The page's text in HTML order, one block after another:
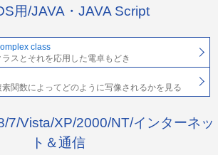
用/JAVA・JAVA Script
class
スとそれを応用した電卓もどき
関数によってどのように写像されるかを見る
7/Vista/XP/2000/NT/インターネッ
ト＆通信